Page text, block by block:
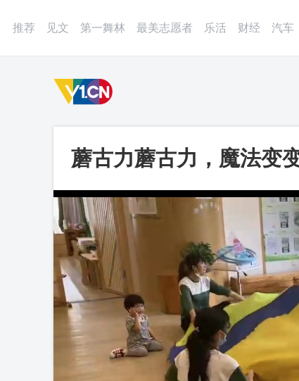
推荐 见文 第一舞林 最美志愿者 乐活 财经 汽车
蘑古力蘑古力，魔法变